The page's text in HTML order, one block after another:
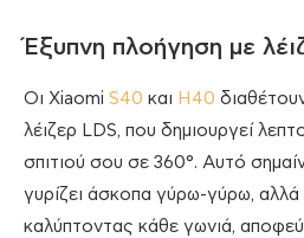
Έξυπνη πλοήγηση με
Οι Xiaomi S40 και H40
λέιζερ LDS, που δημιουργεί
σπιτιού σου σε 360°. Αυτό
γυρίζει άσκοπα γύρω-γύρω, αλλά
καλύπτοντας κάθε γωνιά,